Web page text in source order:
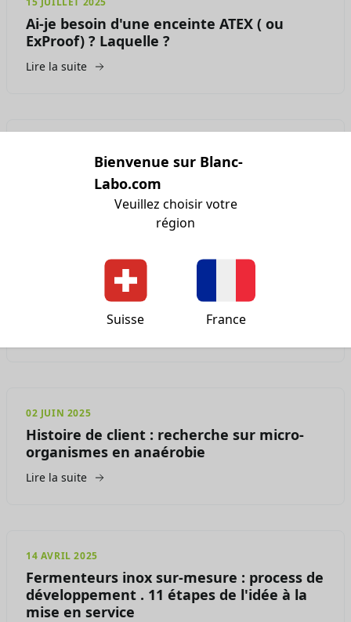
Bienvenue sur Blanc-
Labo.com
Veuillez choisir votre
région
Suisse France
Ai-je besoin d'une enceinte ATEX ( ou
ExProof) ? Laquelle ?
Lire la suite
FAQ sur les Fermenteurs et Bioréacteurs
Naissance d'un fermenteur inox sur-
02 JUIN 2025
Histoire de client : recherche sur micro-
organismes en anaérobie
Lire la suite
14 AVRIL 2025
Fermenteurs inox sur-mesure : process de
développement . 11 étapes de l'idée à la
mise en service